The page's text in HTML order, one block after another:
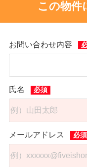
この物件
お問い合わせ内容
氏名
メールアドレス